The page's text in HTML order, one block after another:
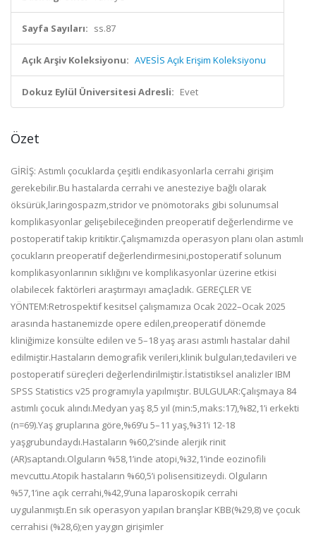
Sayfa Sayıları: ss.87
Açık Arşiv Koleksiyonu: AVESİS Açık Erişim Koleksiyonu
Dokuz Eylül Üniversitesi Adresli: Evet
Özet
GİRİŞ: Astımlı çocuklarda çeşitli endikasyonlarla cerrahi girişim
gerekebilir.Bu hastalarda cerrahi ve anesteziye bağlı olarak
öksürük,laringospazm,stridor ve pnömotoraks gibi solunumsal
komplikasyonlar gelişebileceğinden preoperatif değerlendirme ve
postoperatif takip kritiktir.Çalışmamızda operasyon planı olan astımlı
çocukların preoperatif değerlendirmesini,postoperatif solunum
komplikasyonlarının sıklığını ve komplikasyonlar üzerine etkisi
olabilecek faktörleri araştırmayı amaçladık. GEREÇLER VE
YÖNTEM:Retrospektif kesitsel çalışmamıza Ocak 2022–Ocak 2025
arasında hastanemizde opere edilen,preoperatif dönemde
kliniğimize konsülte edilen ve 5–18 yaş arası astımlı hastalar dahil
edilmiştir.Hastaların demografik verileri,klinik bulguları,tedavileri ve
postoperatif süreçleri değerlendirilmiştir.İstatistiksel analizler IBM
SPSS Statistics v25 programıyla yapılmıştır. BULGULAR:Çalışmaya 84
astımlı çocuk alındı.Medyan yaş 8,5 yıl (min:5,maks:17),%82,1’i erkekti
(n=69).Yaş gruplarına göre,%69’u 5–11 yaş,%31’i 12-18
yaşgrubundaydı.Hastaların %60,2’sinde alerjik rinit
(AR)saptandı.Olguların %58,1’inde atopi,%32,1’inde eozinofili
mevcuttu.Atopik hastaların %60,5’i polisensitizeydi. Olguların
%57,1’ine açık cerrahi,%42,9’una laparoskopik cerrahi
uygulanmıştı.En sık operasyon yapılan branşlar KBB(%29,8) ve çocuk
cerrahisi (%28,6);en yaygın girişimler